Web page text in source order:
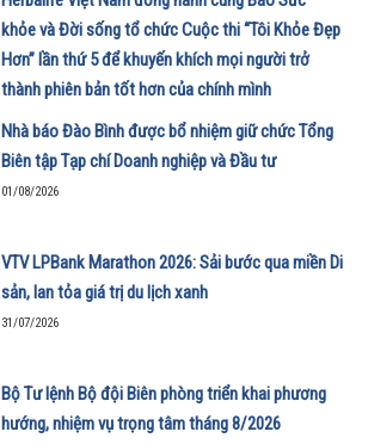
khỏe và Đời sống tổ chức Cuộc thi “Tôi Khỏe Đẹp
Hơn” lần thứ 5 để khuyến khích mọi người trở
thành phiên bản tốt hơn của chính mình
Nhà báo Đào Bình được bổ nhiệm giữ chức Tổng
Biên tập Tạp chí Doanh nghiệp và Đầu tư
01/08/2026
VTV LPBank Marathon 2026: Sải bước qua miền Di
sản, lan tỏa giá trị du lịch xanh
31/07/2026
Bộ Tư lệnh Bộ đội Biên phòng triển khai phương
hướng, nhiệm vụ trọng tâm tháng 8/2026